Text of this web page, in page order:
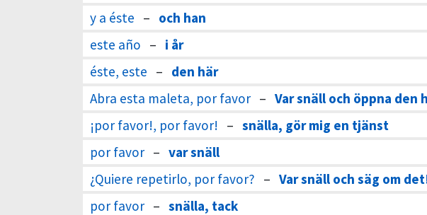
y a éste – och han
este año – i år
éste, este – den här
Abra esta maleta, por favor – Var snäll och öppna den
¡por favor!, por favor! – snälla, gör mig en tjänst
por favor – var snäll
¿Quiere repetirlo, por favor? – Var snäll och säg om
por favor – snälla, tack